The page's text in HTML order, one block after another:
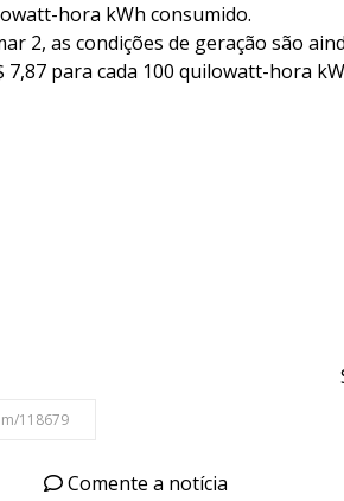
hora kWh consumido.
2, as condições de geração são
para cada 100 quilowatt-hora
Comente a notícia